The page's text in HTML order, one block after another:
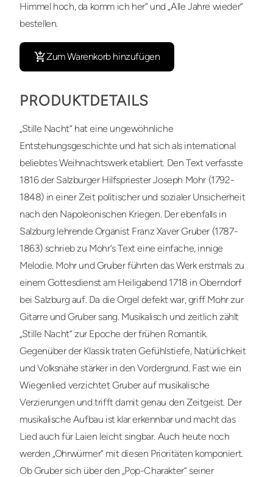
Himmel hoch, da komm ich her“ und „Alle Jahre wieder“
bestellen.
Zum Warenkorb hinzufügen
PRODUKTDETAILS
„Stille Nacht“ hat eine ungewöhnliche
Entstehungsgeschichte und hat sich als international
beliebtes Weihnachtswerk etabliert. Den Text verfasste
1816 der Salzburger Hilfspriester Joseph Mohr (1792-
1848) in einer Zeit politischer und sozialer Unsicherheit
nach den Napoleonischen Kriegen. Der ebenfalls in
Salzburg lehrende Organist Franz Xaver Gruber (1787-
1863) schrieb zu Mohr‘s Text eine einfache, innige
Melodie. Mohr und Gruber führten das Werk erstmals zu
einem Gottesdienst am Heiligabend 1718 in Oberndorf
bei Salzburg auf. Da die Orgel defekt war, griff Mohr zur
Gitarre und Gruber sang. Musikalisch und zeitlich zählt
„Stille Nacht“ zur Epoche der frühen Romantik.
Gegenüber der Klassik traten Gefühlstiefe, Natürlichkeit
und Volksnähe stärker in den Vordergrund. Fast wie ein
Wiegenlied verzichtet Gruber auf musikalische
Verzierungen und trifft damit genau den Zeitgeist. Der
musikalische Aufbau ist klar erkennbar und macht das
Lied auch für Laien leicht singbar. Auch heute noch
werden „Ohrwürmer“ mit diesen Prioritäten komponiert.
Ob Gruber sich über den „Pop-Charakter“ seiner